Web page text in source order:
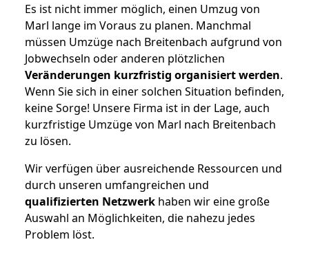
Es ist nicht immer möglich, einen Umzug von
Marl lange im Voraus zu planen. Manchmal
müssen Umzüge nach Breitenbach aufgrund von
Jobwechseln oder anderen plötzlichen
Veränderungen kurzfristig organisiert werden.
Wenn Sie sich in einer solchen Situation befinden,
keine Sorge! Unsere Firma ist in der Lage, auch
kurzfristige Umzüge von Marl nach Breitenbach
zu lösen.
Wir verfügen über ausreichende Ressourcen und
durch unseren umfangreichen und
qualifizierten Netzwerk haben wir eine große
Auswahl an Möglichkeiten, die nahezu jedes
Problem löst.